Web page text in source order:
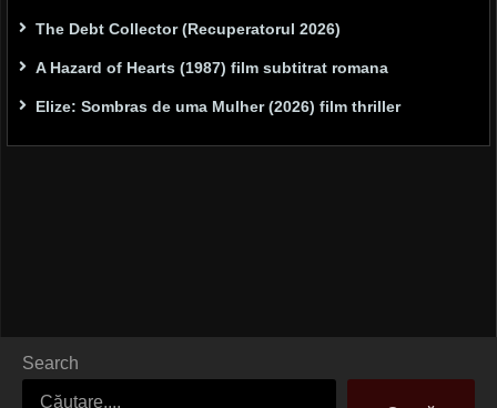
The Debt Collector (Recuperatorul 2026)
A Hazard of Hearts (1987) film subtitrat romana
Elize: Sombras de uma Mulher (2026) film thriller
Search